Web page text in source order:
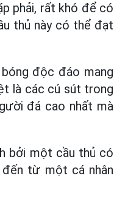
phải, rất khó để có
thủ này có thể đạt
độc đáo mang
là các cú sút trong
đá cao nhất mà
bởi một cầu thủ có
từ một cá nhân